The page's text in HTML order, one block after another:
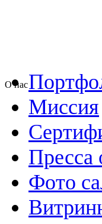
О нас
Миссия
Пресса
Фото